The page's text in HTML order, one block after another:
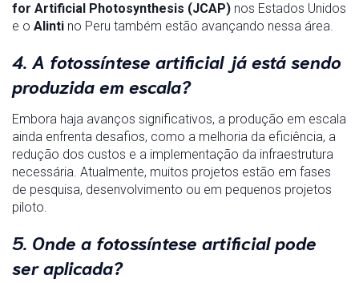
for Artificial Photosynthesis (JCAP) nos Estados Unidos
e o Alinti no Peru também estão avançando nessa área.
4. A fotossíntese artificial já está sendo
produzida em escala?
Embora haja avanços significativos, a produção em escala
ainda enfrenta desafios, como a melhoria da eficiência, a
redução dos custos e a implementação da infraestrutura
necessária. Atualmente, muitos projetos estão em fases
de pesquisa, desenvolvimento ou em pequenos projetos
piloto.
5. Onde a fotossíntese artificial pode
ser aplicada?